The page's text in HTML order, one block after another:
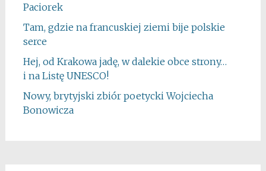
Paciorek
Tam, gdzie na francuskiej ziemi bije polskie
serce
Hej, od Krakowa jadę, w dalekie obce strony…
i na Listę UNESCO!
Nowy, brytyjski zbiór poetycki Wojciecha
Bonowicza